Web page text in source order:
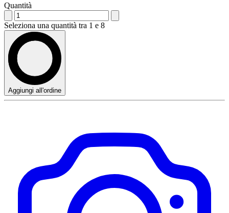
Quantità
Seleziona una quantità tra 1 e 8
Aggiungi all'ordine